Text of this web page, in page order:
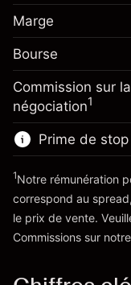
Taille de la
~ A$5,000.00
Valeur
A$4,000.00
Vers la
de overnight
Frais sur la
position
Taille de la
~A$5,000.00
Valeur
Vers la
Marge
Bourse
Commission sur la
négociation1
Prime de
1Notre rémunération
correspond au
le prix de vente.
Commissions sur